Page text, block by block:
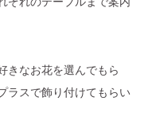
きなお花を選んでもら
ラスで飾り付けてもらい